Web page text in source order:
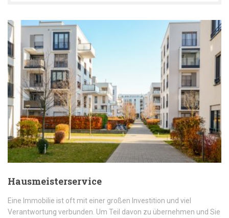
Hausmeisterservice
Eine Immobilie ist oft mit einer großen Investition und viel
Verantwortung verbunden. Um Teil davon zu übernehmen und Sie